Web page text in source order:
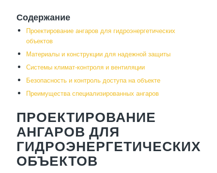
Содержание
Проектирование ангаров для гидроэнергетических
объектов
Материалы и конструкции для надежной защиты
Системы климат-контроля и вентиляции
Безопасность и контроль доступа на объекте
Преимущества специализированных ангаров
ПРОЕКТИРОВАНИЕ
АНГАРОВ ДЛЯ
ГИДРОЭНЕРГЕТИЧЕСКИХ
ОБЪЕКТОВ